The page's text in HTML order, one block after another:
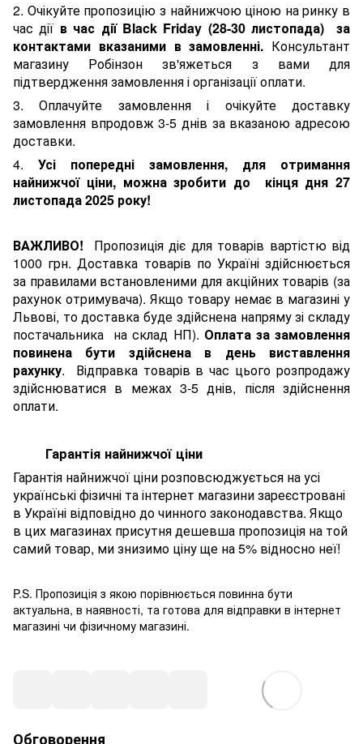
2. Очікуйте пропозицію з найнижчою ціною на ринку в
час дії в час дії Black Friday (28-30 листопада) за
контактами вказаними в замовленні. Консультант
магазину Робінзон зв'яжеться з вами для
підтвердження замовлення і організації оплати.
3. Оплачуйте замовлення і очікуйте доставку
замовлення впродовж 3-5 днів за вказаною адресою
доставки.
4. Усі попередні замовлення, для отримання
найнижчої ціни, можна зробити до кінця дня 27
листопада 2025 року!
ВАЖЛИВО! Пропозиція діє для товарів вартістю від
1000 грн. Доставка товарів по Україні здійснюється
за правилами встановленими для акційних товарів (за
рахунок отримувача). Якщо товару немає в магазині у
Львові, то доставка буде здійснена напряму зі складу
постачальника на склад НП). Оплата за замовлення
повинена бути здійснена в день виставлення
рахунку. Відправка товарів в час цього розпродажу
здійснюватися в межах 3-5 днів, після здійснення
оплати.
Гарантія найнижчої ціни
Гарантія найнижчої ціни розповсюджується на усі
українські фізичні та інтернет магазини зареєстровані
в Україні відповідно до чинного законодавства. Якщо
в цих магазинах присутня дешевша пропозиція на той
самий товар, ми знизимо ціну ще на 5% відносно неї!
P.S. Пропозиція з якою порівнюється повинна бути
актуальна, в наявності, та готова для відправки в інтернет
магазині чи фізичному магазині.
Обговорення